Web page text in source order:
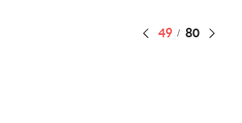
같이 $43,333,333 으로 약 600억원의 ..
있습니다. ▣ 2023년도 NBA 선수 연봉 순위 1위부
터 10위까지는 전부 $40M(약 560억 원) 이상의 연
페
49 80